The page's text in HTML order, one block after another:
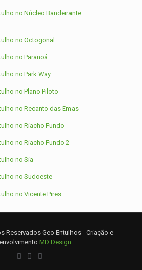
no Núcleo Bandeirante
no Octogonal
no Paranoá
no Park Way
no Plano Piloto
no Recanto das Emas
no Riacho Fundo
no Riacho Fundo 2
no Sia
no Sudoeste
no Vicente Pires
Reservados Geo Entulhos - Criação e
MD Design